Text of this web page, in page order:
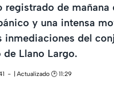
registrado de
y una intensa
inmediaciones del
Llano Largo.
| Actualizado 🕑 11:29